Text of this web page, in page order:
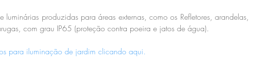
luminárias produzidas para áreas externas, como os Refletores, arandelas,
com grau IP65 (proteção contra poeira e jatos de água).
para iluminação de jardim clicando aqui.